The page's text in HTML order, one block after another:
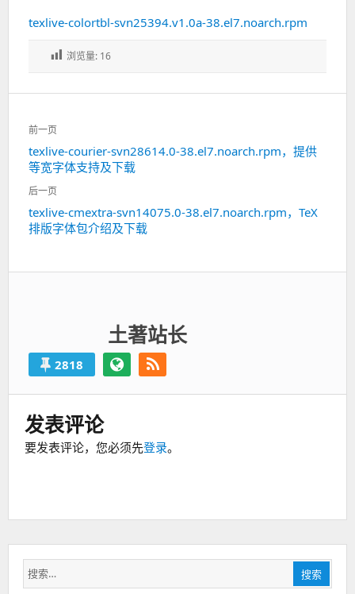
texlive-colortbl-svn25394.v1.0a-38.el7.noarch.rpm
浏览量: 16
文
章
导
航
前一页
上
一
篇：
texlive-courier-svn28614.0-38.el7.noarch.rpm，提供
等宽字体支持及下载
后一页
下
一
texlive-cmextra-svn14075.0-38.el7.noarch.rpm，TeX
排版字体包介绍及下载
土著站长
2818
发表评论
要发表评论，您必须先登录。
搜
索：
搜索